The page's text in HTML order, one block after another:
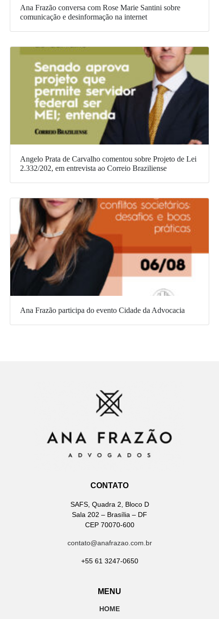
Ana Frazão conversa com Rose Marie Santini sobre
comunicação e desinformação na internet
Angelo Prata de Carvalho comentou sobre Projeto de Lei
2.332/202, em entrevista ao Correio Braziliense
Ana Frazão participa do evento Cidade da Advocacia
CONTATO
SAFS, Quadra 2, Bloco D
Sala 202 – Brasília – DF
CEP 70070-600
contato@anafrazao.com.br
+55 61 3247-0650
MENU
HOME